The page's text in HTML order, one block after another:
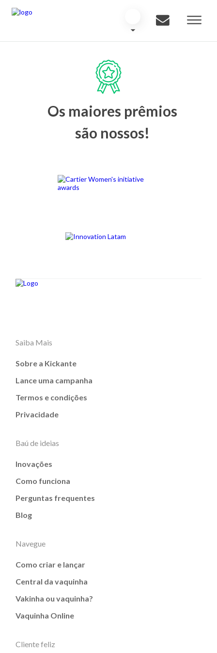
Os maiores prêmios
são nossos!
Saiba Mais
Sobre a Kickante
Lance uma campanha
Termos e condições
Privacidade
Baú de ideias
Inovações
Como funciona
Perguntas frequentes
Blog
Navegue
Como criar e lançar
Central da vaquinha
Vakinha ou vaquinha?
Vaquinha Online
Cliente feliz